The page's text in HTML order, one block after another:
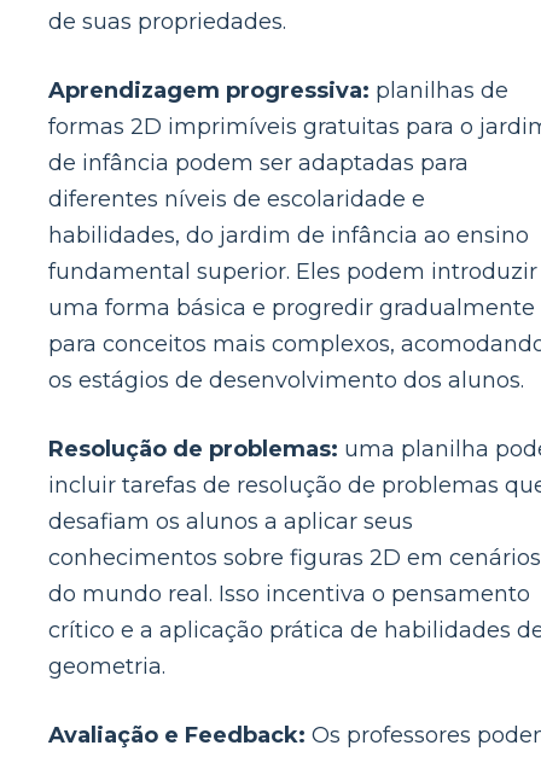
de suas propriedades.
Aprendizagem progressiva: planilhas de
formas 2D imprimíveis gratuitas para o
de infância podem ser adaptadas para
diferentes níveis de escolaridade e
habilidades, do jardim de infância ao ensino
fundamental superior. Eles podem introduzir
uma forma básica e progredir gradualmente
para conceitos mais complexos,
os estágios de desenvolvimento dos alunos.
Resolução de problemas: uma planilha
incluir tarefas de resolução de problemas
desafiam os alunos a aplicar seus
conhecimentos sobre figuras 2D em cenários
do mundo real. Isso incentiva o pensamento
crítico e a aplicação prática de habilidades
geometria.
Avaliação e Feedback: Os professores